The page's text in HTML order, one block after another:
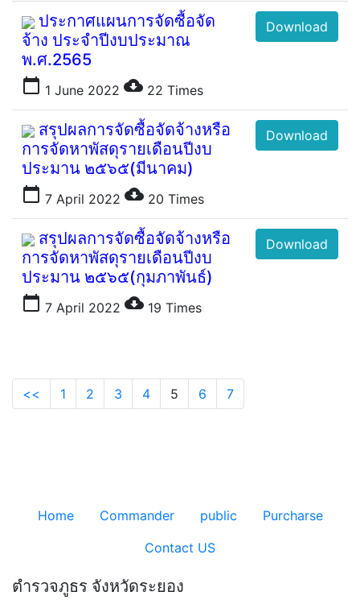
ประกาศแผนการจัดซื้อจัด
จ้าง ประจำปีงบประมาณ
พ.ศ.2565
calendar_today 1 June 2022 cloud_download 22 Times
Download
สรุปผลการจัดซื้อจัดจ้างหรือ
การจัดหาพัสดุรายเดือนปีงบ
ประมาน ๒๕๖๕(มีนาคม)
calendar_today 7 April 2022 cloud_download 20 Times
Download
สรุปผลการจัดซื้อจัดจ้างหรือ
การจัดหาพัสดุรายเดือนปีงบ
ประมาน ๒๕๖๕(กุมภาพันธ์)
calendar_today 7 April 2022 cloud_download 19 Times
Download
<< 1 2 3 4 5 6 7
Home Commander public
Purcharse
Contact US
ตำรวจภูธร จังหวัดระยอง